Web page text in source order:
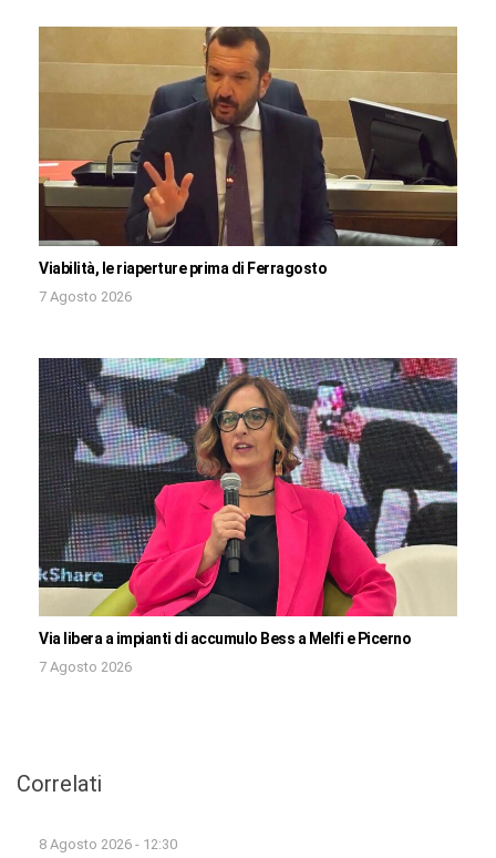
Viabilità, le riaperture prima di Ferragosto
7 Agosto 2026
Via libera a impianti di accumulo Bess a Melfi e Picerno
7 Agosto 2026
Correlati
8 Agosto 2026 - 12:30